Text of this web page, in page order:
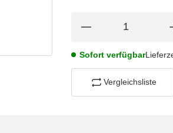
Sofort verfügbar
Vergleichsliste